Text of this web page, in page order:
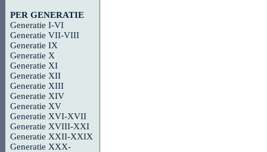
PER GENERATIE
Generatie I-VI
Generatie VII-VIII
Generatie IX
Generatie X
Generatie XI
Generatie XII
Generatie XIII
Generatie XIV
Generatie XV
Generatie XVI-XVII
Generatie XVIII-XXI
Generatie XXII-XXIX
Generatie XXX-